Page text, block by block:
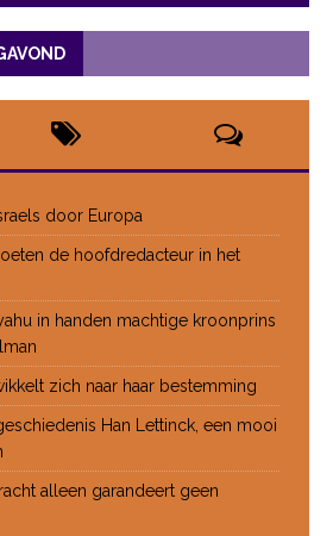
door Europa
de hoofdredacteur in het
in handen machtige kroonprins
zich naar haar bestemming
Han Lettinck, een mooi
alleen garandeert geen